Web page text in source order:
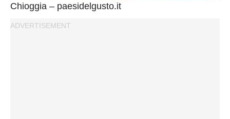
Chioggia – paesidelgusto.it